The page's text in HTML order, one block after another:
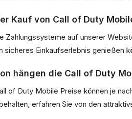
Kauf von Call of Duty
Zahlungssysteme auf unserer
sicheres Einkaufserlebnis genießen
hängen die Call of Duty
of Duty Mobile Preise können je
erfahren Sie von den